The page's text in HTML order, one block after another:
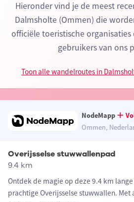
Hieronder vind je de meest
Dalmsholte (Ommen) die
officiële toeristische
gebruikers van ons
Toon alle wandelroutes in
NodeMapp
Ommen,
Overijsselse stuwwallenpad
9.4 km
Ontdek de magie op deze 9.4 km
prachtige Overijsselse stuwwallen. Met